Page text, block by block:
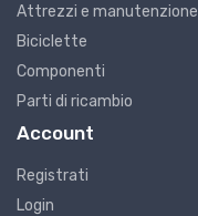
Attrezzi e manutenzione
Biciclette
Componenti
Parti di ricambio
Account
Registrati
Login